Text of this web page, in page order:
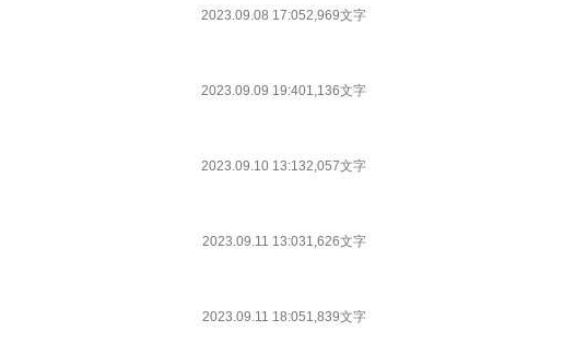
2023.09.08 17:052,969文字
2023.09.09 19:401,136文字
2023.09.10 13:132,057文字
2023.09.11 13:031,626文字
2023.09.11 18:051,839文字